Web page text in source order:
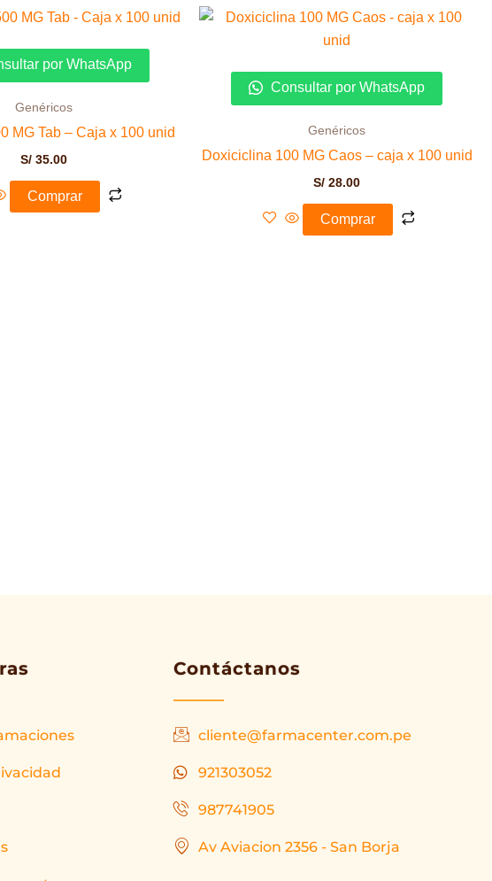
por WhatsApp
Genéricos
MG Tab – Caja x 100 unid
S/ 35.00
Comprar
Consultar por WhatsApp
Genéricos
Doxiciclina 100 MG Caos – caja x 100 unid
S/ 28.00
Comprar
Contáctanos
cliente@farmacenter.com.pe
921303052
987741905
Av Aviacion 2356 - San Borja